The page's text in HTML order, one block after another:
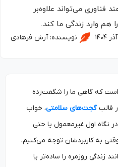
می‌تواند علاوه‌بر
زندگی ما کند.
نویسنده:آرش فرهادی
که گاهی ما را شگفت‌زده
گجت‌های سلامتی، خواب
اول غیرمعمول یا حتی
کاربردشان توجه می‌کنیم،
روزمره را ساده‌تر یا